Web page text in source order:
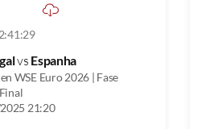
vs Espanha
WSE Euro 2026 | Fase
21:20